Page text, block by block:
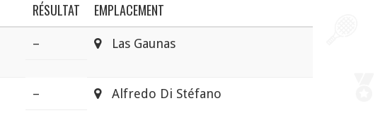
RÉSULTAT EMPLACEMENT
– Las Gaunas
– Alfredo Di Stéfano